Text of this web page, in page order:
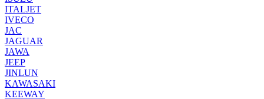
ITALJET
IVECO
JAC
JAGUAR
JAWA
JEEP
JINLUN
KAWASAKI
KEEWAY